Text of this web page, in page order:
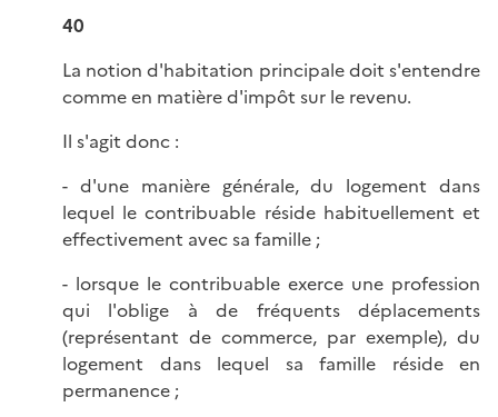
40
La notion d'habitation principale doit s'entendre
comme en matière d'impôt sur le revenu.
Il s'agit donc :
- d'une manière générale, du logement dans
lequel le contribuable réside habituellement et
effectivement avec sa famille ;
- lorsque le contribuable exerce une profession
qui l'oblige à de fréquents déplacements
(représentant de commerce, par exemple), du
logement dans lequel sa famille réside en
permanence ;